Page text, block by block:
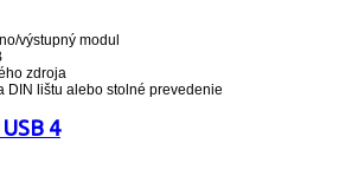
výstupný modul
zdroja
DIN lištu alebo stolné prevedenie
4